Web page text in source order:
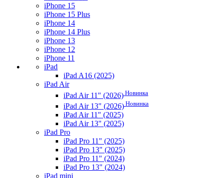
iPhone 15
iPhone 15 Plus
iPhone 14
iPhone 14 Plus
iPhone 13
iPhone 12
iPhone 11
iPad
iPad A16 (2025)
iPad Air
iPad Air 11" (2026) Новинка
iPad Air 13" (2026) Новинка
iPad Air 11" (2025)
iPad Air 13" (2025)
iPad Pro
iPad Pro 11" (2025)
iPad Pro 13" (2025)
iPad Pro 11" (2024)
iPad Pro 13" (2024)
iPad mini